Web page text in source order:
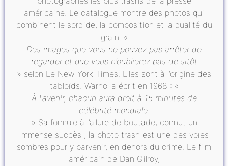
américaine. Le catalogue montre des photos qui
combinent le sordide, la composition et la qualité du
grain. «
Des images que vous ne pouvez pas arrêter de
regarder et que vous n’oublierez pas de sitôt
» selon Le New York Times. Elles sont à l’origine des
tabloïds. Warhol a écrit en 1968 : «
À l'avenir, chacun aura droit à 15 minutes de
célébrité mondiale.
» Sa formule à l’allure de boutade, connut un
immense succès ; la photo trash est une des voies
sombres pour y parvenir, en dehors du crime. Le film
américain de Dan Gilroy,